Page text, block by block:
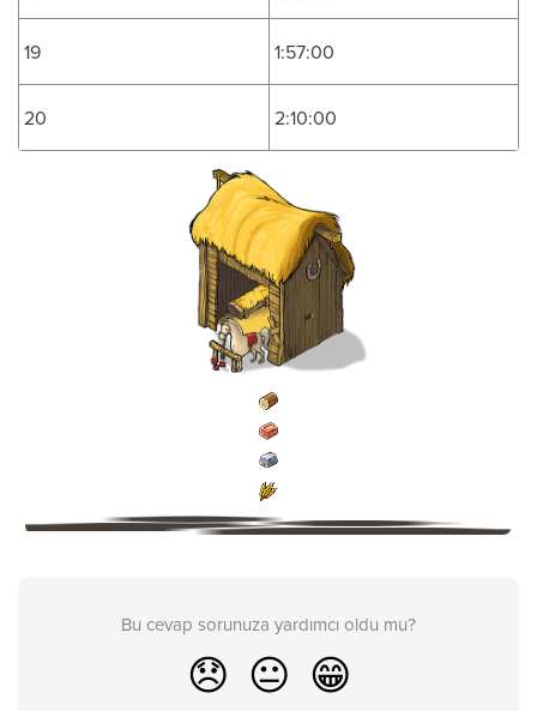
19 1:57:00
20 2:10:00
Bu cevap sorunuza yardımcı oldu mu?
😞 😐 😁